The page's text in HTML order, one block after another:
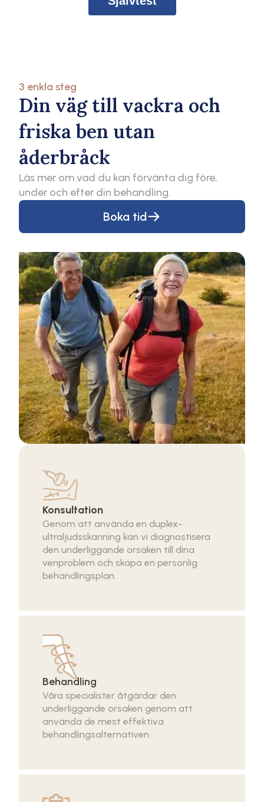
3 enkla steg
Din väg till vackra och
friska ben utan
åderbråck
Läs mer om vad du kan förvänta dig före,
under och efter din behandling.
Boka tid
Konsultation
Genom att använda en duplex-
ultraljudsskanning kan vi diagnostisera
den underliggande orsaken till dina
venproblem och skapa en personlig
behandlingsplan.
Behandling
Våra specialister åtgärdar den
underliggande orsaken genom att
använda de mest effektiva
behandlingsalternativen.